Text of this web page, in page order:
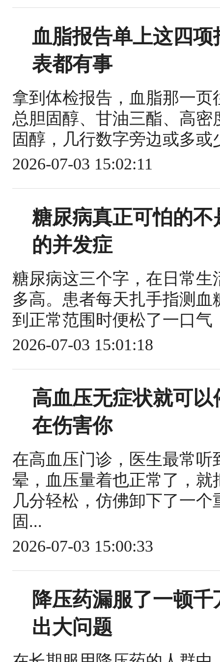
血脂报告单上这四
表都有事
拿到体检报告，血脂那一
总胆固醇、甘油三酯、高
固醇，几行数字旁边或多
2026-07-03 15:02:11
糖尿病真正可怕的
的并发症
糖尿病这三个字，在日常
多高。患者每天扎手指测
到正常范围时便松了一口
2026-07-03 15:01:18
高血压无症状就可
在伤害你
在高血压门诊，医生最常
晕，血压量着也正常了，
几分轻松，仿佛卸下了一
固...
2026-07-03 15:00:33
降压药漏服了一顿
出大问题